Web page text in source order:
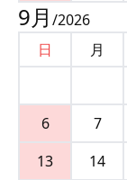
9月 /2026
日
月
6
7
13
14